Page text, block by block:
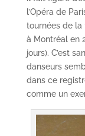
l’Opéra de
tournées de la
à Montréal en
jours). C’est
danseurs
dans ce
comme un